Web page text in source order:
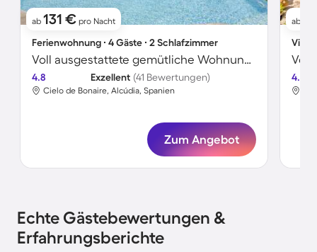
ab 131 € pro Nacht
Ferienwohnung ∙ 4 Gäste ∙ 2 Schlafzimmer
Voll ausgestattete gemütliche Wohnung mit Terrasse, Pool und Garten | Strand in der Nähe
4.8 Exzellent (41 Bewertungen)
Cielo de Bonaire, Alcúdia, Spanien
Zum Angebot
ab
Villa
4.8
Echte Gästebewertungen &
Erfahrungsberichte